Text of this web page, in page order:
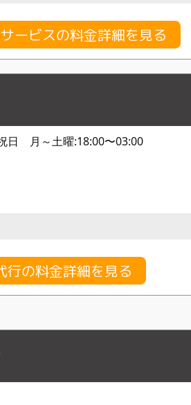
ービスの料金詳細を見る
日 月～土曜:18:00〜03:00
行の料金詳細を見る